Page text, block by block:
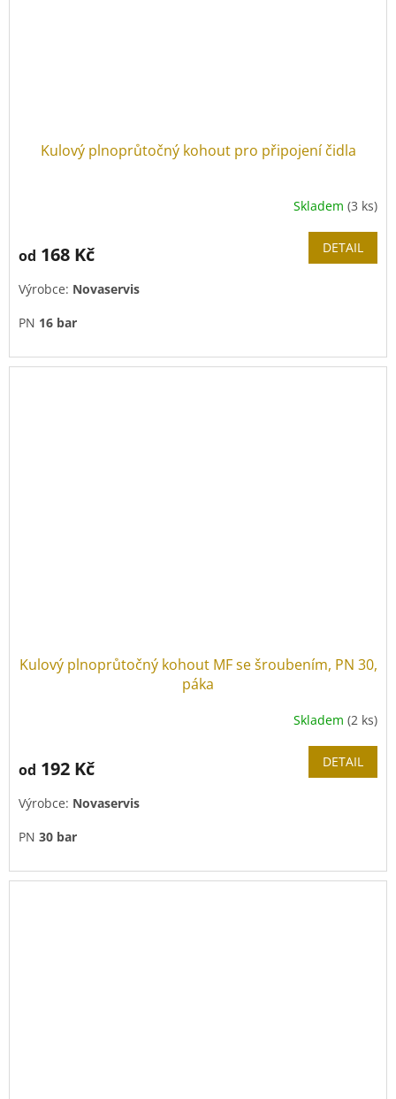
Kulový plnoprůtočný kohout pro připojení čidla
Skladem (3 ks)
od 168 Kč DETAIL
Výrobce: Novaservis
PN 16 bar
Závit pro čidlo:M10x1
Kulový plnoprůtočný kohout MF se šroubením, PN 30,
páka
Skladem (2 ks)
od 192 Kč DETAIL
Výrobce: Novaservis
PN 30 bar